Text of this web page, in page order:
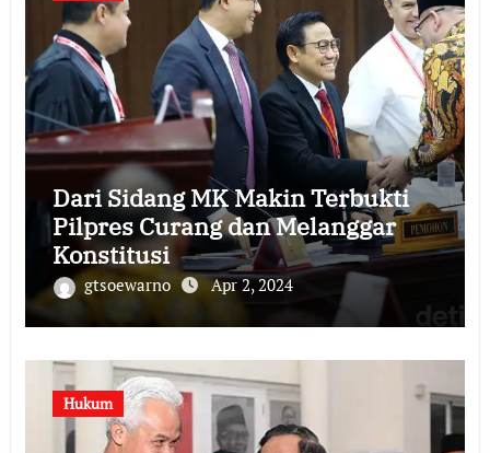
Dari Sidang MK Makin Terbukti
Pilpres Curang dan Melanggar
Konstitusi
gtsoewarno Apr 2, 2024
Hukum